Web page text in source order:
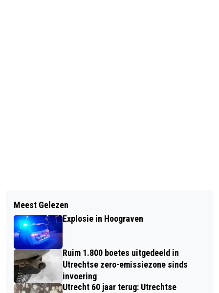
DE RELATIE TUSSEN MENS EN
NATUUR IN TENTOONSTELING IN HET
CENTRAAL MUSEUM
ZATERDAG SINT MAARTENPARADE IN
UTRECHT EN GRONINGEN
Meest Gelezen
Explosie in Hoograven
Ruim 1.800 boetes uitgedeeld in
Utrechtse zero-emissiezone sinds
invoering
Utrecht 60 jaar terug: Utrechtse